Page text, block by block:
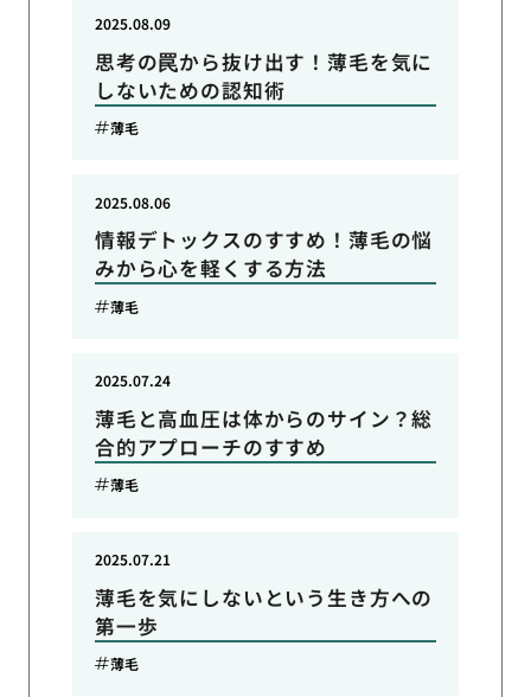
思考の罠から抜け出す！薄毛を気に
しないための認知術
2025.08.09
薄毛
情報デトックスのすすめ！薄毛の悩
みから心を軽くする方法
2025.08.06
薄毛
薄毛と高血圧は体からのサイン？総
合的アプローチのすすめ
2025.07.24
薄毛
薄毛を気にしないという生き方への
第一歩
2025.07.21
薄毛